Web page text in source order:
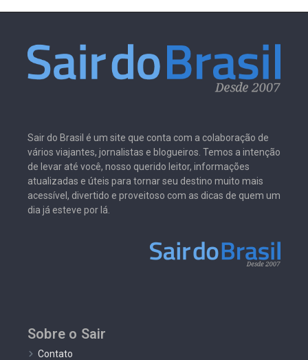
Sair do Brasil é um site que conta com a colaboração de
vários viajantes, jornalistas e blogueiros. Temos a intenção
de levar até você, nosso querido leitor, informações
atualizadas e úteis para tornar seu destino muito mais
acessível, divertido e proveitoso com as dicas de quem um
dia já esteve por lá.
Sobre o Sair
Contato